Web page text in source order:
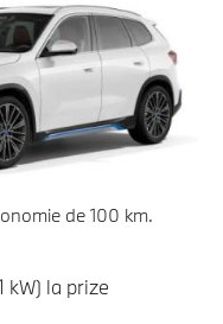
de 100 km.
kW) la prize